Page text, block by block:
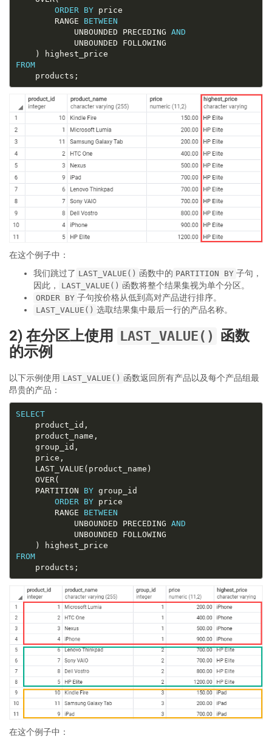
ORDER
BY
        RANGE
BETWEEN
            UNBOUNDED PRECEDING
AND
FROM
在这个例子中：
我们跳过了 LAST_VALUE() 函数中的 PARTITION BY 子句，
因此，
LAST_VALUE() 函数将整个结果集视为单个分区。
ORDER BY 子句按价格从低到高对产品进行排序。
LAST_VALUE() 选取结果集中最后一行的产品名称。
2) 在分区上使用 LAST_VALUE() 函数
的示例
以下示例使用 LAST_VALUE() 函数返回所有产品以及每个产品组最
昂贵的产品：
SELECT
	PARTITION
BY
ORDER
BY
        RANGE
BETWEEN
            UNBOUNDED PRECEDING
AND
FROM
在这个例子中：